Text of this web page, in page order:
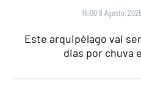
16:00 8 Agosto, 2026
Este arquipélago vai
dias por chuva